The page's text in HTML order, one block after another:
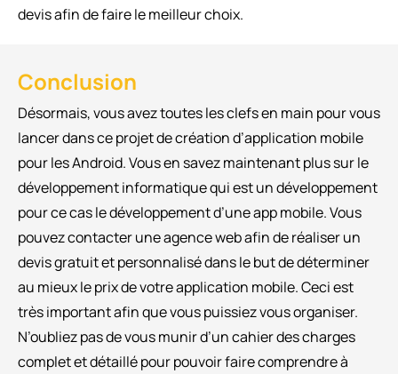
devis afin de faire le meilleur choix.
Conclusion
Désormais, vous avez toutes les clefs en main pour vous
lancer dans ce projet de création d’application mobile
pour les Android. Vous en savez maintenant plus sur le
développement informatique qui est un développement
pour ce cas le développement d’une app mobile. Vous
pouvez contacter une agence web afin de réaliser un
devis gratuit et personnalisé dans le but de déterminer
au mieux le prix de votre application mobile. Ceci est
très important afin que vous puissiez vous organiser.
N’oubliez pas de vous munir d’un cahier des charges
complet et détaillé pour pouvoir faire comprendre à